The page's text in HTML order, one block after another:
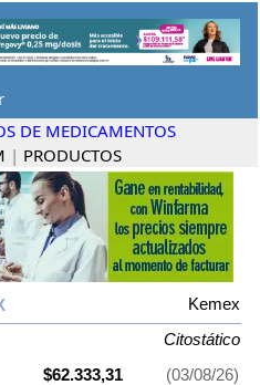
DE MEDICAMENTOS
| PRODUCTOS
Kemex
Citostático
$62.333,31
(03/08/26)